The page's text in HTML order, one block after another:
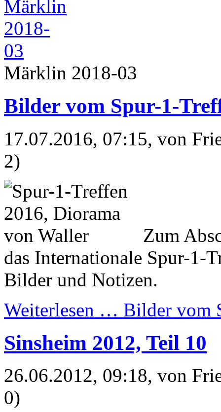
Märklin 2018-03
Bilder vom Spur-1-
17.07.2016, 07:15, von
2)
Zum
das Internationale Spur-1-
Bilder und Notizen.
Weiterlesen … Bilder vom
Sinsheim 2012, Teil 10
26.06.2012, 09:18, von
0)